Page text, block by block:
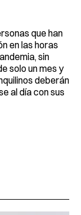
que han
en las horas
sin
solo un mes y
deberán
al día con sus